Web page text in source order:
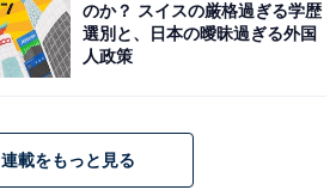
のか？ スイスの厳格過ぎる学歴
選別と、日本の曖昧過ぎる外国
人政策
連載をもっと見る